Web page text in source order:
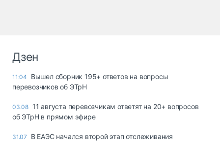
Дзен
11:04
Вышел сборник 195+ ответов на вопросы
перевозчиков об ЭТрН
03.08 11 августа перевозчикам ответят на 20+ вопросов
об ЭТрН в прямом эфире
31.07
В ЕАЭС начался второй этап отслеживания